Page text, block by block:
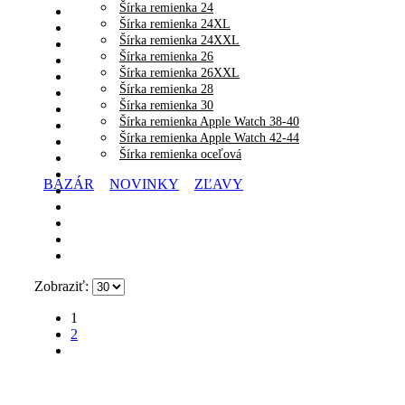
Šírka remienka 24
Šírka remienka 24XL
Šírka remienka 24XXL
Šírka remienka 26
Šírka remienka 26XXL
Šírka remienka 28
Šírka remienka 30
Šírka remienka Apple Watch 38-40
Šírka remienka Apple Watch 42-44
Šírka remienka oceľová
BAZÁR NOVINKY ZĽAVY
Zobraziť:
1
2